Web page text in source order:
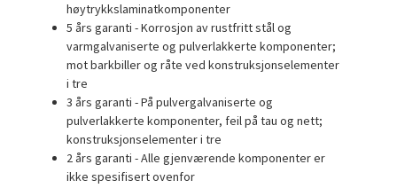
høytrykkslaminatkomponenter
5 års garanti - Korrosjon av rustfritt stål og
varmgalvaniserte og pulverlakkerte komponenter;
mot barkbiller og råte ved konstruksjonselementer
i tre
3 års garanti - På pulvergalvaniserte og
pulverlakkerte komponenter, feil på tau og nett;
konstruksjonselementer i tre
2 års garanti - Alle gjenværende komponenter er
ikke spesifisert ovenfor